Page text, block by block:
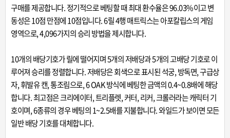
구매를 제공합니다. 정기적으로 베팅할 때 최대 환수율은 96.03%이고 변
동성은 10점 만점에 10점입니다. 6릴 4행 매트릭스는 아포칼립스의 게임
영역으로, 4,096가지의 승리 방법을 제시합니다.
10개의 배당기호가 릴에 떨어지며 5개의 저배당과 5개의 고배당 기호로 이
루어져 승리를 정렬합니다. 저배당은 회색으로 표시된 석궁, 방독면, 구급상
자, 휘발유 캔, 통조림으로, 6 OAK 방식에 베팅한 금액의 0.4~0.8배에 해당
합니다. 최고점은 크리에이터, 트리플렛, 커터, 리커, 크롤러라는 캐릭터 기
호이며, 6종류의 경우 베팅의 1~2.5배를 지불합니다. 와일드가 보이면 모든
일반 배당 기호를 대체합니다.